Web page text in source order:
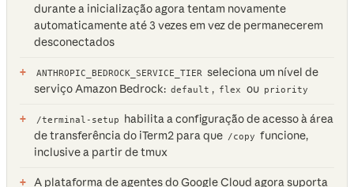
durante a inicialização agora tentam novamente
automaticamente até 3 vezes em vez de permanecerem
desconectados
ANTHROPIC_BEDROCK_SERVICE_TIER seleciona um nível de
serviço Amazon Bedrock: default , flex ou priority
/terminal-setup
habilita a configuração de acesso à área
de transferência do iTerm2 para que /copy funcione,
inclusive a partir de tmux
A plataforma de agentes do Google Cloud agora suporta